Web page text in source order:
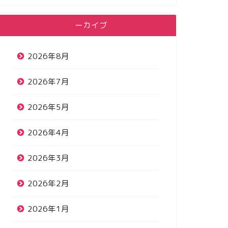
アーカイブ
2026年8月
2026年7月
2026年5月
2026年4月
2026年3月
2026年2月
2026年1月